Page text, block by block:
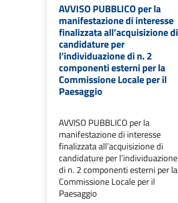
AVVISO PUBBLICO per la
manifestazione di interesse
finalizzata all’acquisizione di
candidature per
l’individuazione di n. 2
componenti esterni per la
Commissione Locale per il
Paesaggio
AVVISO PUBBLICO per la
manifestazione di interesse
finalizzata all’acquisizione di
candidature per l’individuazione
di n. 2 componenti esterni per la
Commissione Locale per il
Paesaggio